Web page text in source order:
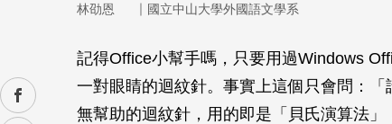
facebook
林劭恩 ｜ 國立中山大學外國語文學系
記得Office小幫手嗎，只要用過Windows
一對眼睛的迴紋針。事實上這個只會問：
無幫助的迴紋針，用的即是「貝氏演算法」